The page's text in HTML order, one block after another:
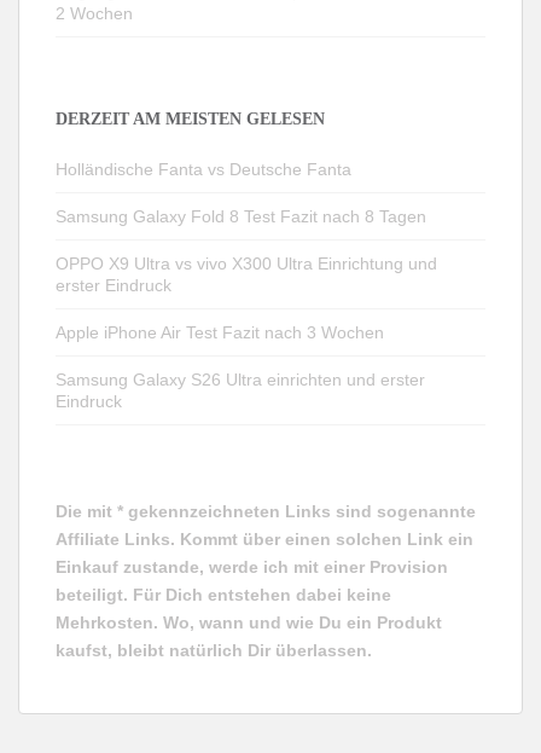
2 Wochen
DERZEIT AM MEISTEN GELESEN
Holländische Fanta vs Deutsche Fanta
Samsung Galaxy Fold 8 Test Fazit nach 8 Tagen
OPPO X9 Ultra vs vivo X300 Ultra Einrichtung und
erster Eindruck
Apple iPhone Air Test Fazit nach 3 Wochen
Samsung Galaxy S26 Ultra einrichten und erster
Eindruck
Die mit * gekennzeichneten Links sind sogenannte
Affiliate Links. Kommt über einen solchen Link ein
Einkauf zustande, werde ich mit einer Provision
beteiligt. Für Dich entstehen dabei keine
Mehrkosten. Wo, wann und wie Du ein Produkt
kaufst, bleibt natürlich Dir überlassen.